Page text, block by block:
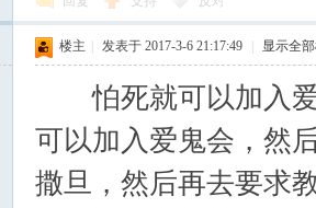
楼主 发表于 2017-3-6 21:17:49 显示全
怕死就可以加入爱
可以加入爱鬼会，然
撒旦，然后再去要求